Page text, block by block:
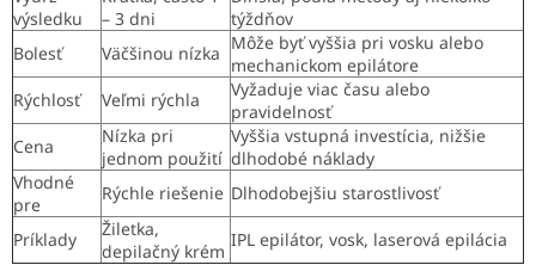
výsledku
– 3 dni
týždňov
Bolesť
Väčšinou nízka Môže byť vyššia pri vosku alebo
mechanickom epilátore
Rýchlosť
Veľmi rýchla
Vyžaduje viac času alebo
pravidelnosť
Cena
Nízka pri
jednom použití
Vyššia vstupná investícia, nižšie
dlhodobé náklady
Vhodné
pre
Rýchle riešenie Dlhodobejšiu starostlivosť
Príklady
Žiletka,
depilačný krém
IPL epilátor, vosk, laserová epilácia